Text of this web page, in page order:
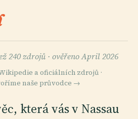
240 zdrojů · ověřeno April 2026
a oficiálních zdrojů ·
naše průvodce →
která vás v Nassau